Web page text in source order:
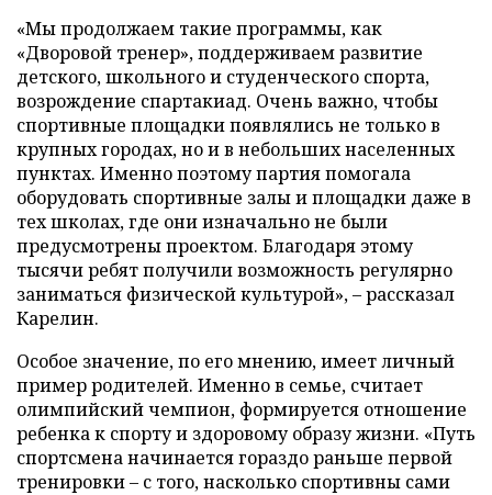
«Мы продолжаем такие программы, как
«Дворовой тренер», поддерживаем развитие
детского, школьного и студенческого спорта,
возрождение спартакиад. Очень важно, чтобы
спортивные площадки появлялись не только в
крупных городах, но и в небольших населенных
пунктах. Именно поэтому партия помогала
оборудовать спортивные залы и площадки даже в
тех школах, где они изначально не были
предусмотрены проектом. Благодаря этому
тысячи ребят получили возможность регулярно
заниматься физической культурой», – рассказал
Карелин.
Особое значение, по его мнению, имеет личный
пример родителей. Именно в семье, считает
олимпийский чемпион, формируется отношение
ребенка к спорту и здоровому образу жизни. «Путь
спортсмена начинается гораздо раньше первой
тренировки – с того, насколько спортивны сами